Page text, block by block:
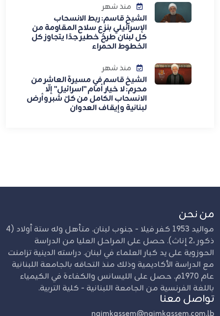
منذ شهر
الشيخ قاسم: ربط الانسحاب
الإسرائيلي بنزع سلاح المقاومة من
كل لبنان طرحٌ خطير جدًا يتجاوز كل
الخطوط الحمراء
منذ شهر
الشيخ قاسم في مسيرة العاشر من
محرم: لا خيار أمام "اسرائيل" إلّا
الانسحاب الكامل من كلّ شبر وأرض
لبنانية وإيقاف العدوان
من نحن
مواليد 1953 كفر فيلا - جنوب لبنان. متأهل وله ستة أولاد (4
ذكور ،2 إناث). حصل على المراحل العليا من الدراسة
الحوزوية على يد كبار العلماء في لبنان. دراسته الدينية تزامنت
مع الدراسة الأكاديمية وذلك منذ التحاقه بالجامعة اللبنانية
عام 1970م. حصل على الليسانس والكفاءة في الكيمياء
باللغة الفرنسية من الجامعة اللبنانية - كلية التربية.
تواصل معنا